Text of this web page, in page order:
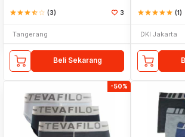
starstarstarstar_halfstar_border (3) 3
Tangerang
Beli Sekarang
starstarstarstarstar (1)
DKI Jakarta
-50%